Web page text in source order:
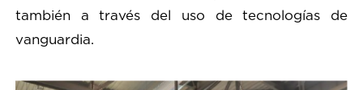
también a través del uso de tecnologías de
vanguardia.